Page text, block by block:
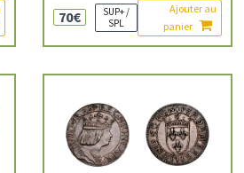
70€
SUP+ /
SPL
Ajouter au
panier